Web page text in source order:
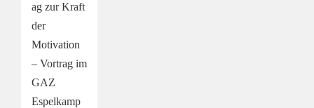
ag zur Kraft
der
Motivation
– Vortrag im
GAZ
Espelkamp